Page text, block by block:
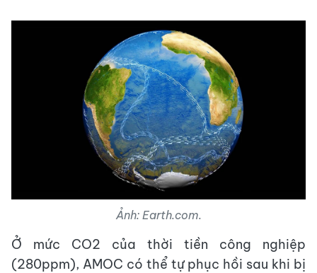
Ảnh: Earth.com.
Ở mức CO2 của thời tiền công nghiệp
(280ppm), AMOC có thể tự phục hồi sau khi bị